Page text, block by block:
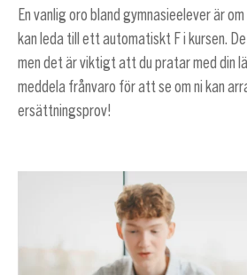
En vanlig oro bland gymnasieelever är
kan leda till ett automatiskt F i kursen.
men det är viktigt att du pratar med din
meddela frånvaro för att se om ni kan
ersättningsprov!